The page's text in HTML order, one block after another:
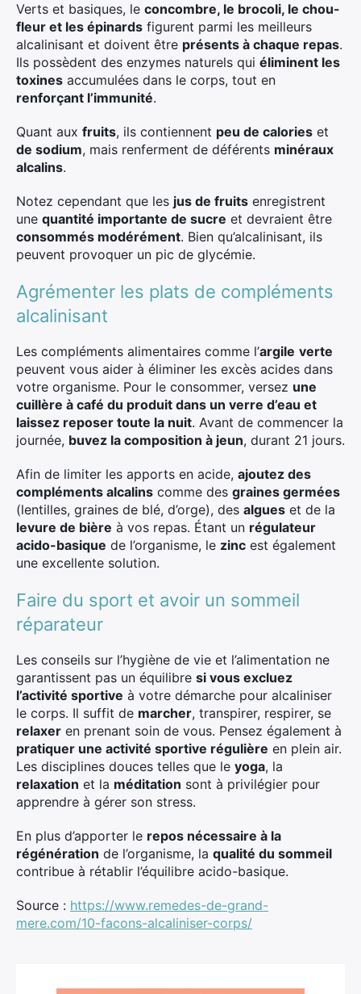
Verts et basiques, le concombre, le brocoli, le chou-
fleur et les épinards figurent parmi les meilleurs
alcalinisant et doivent être présents à chaque repas.
Ils possèdent des enzymes naturels qui éliminent les
toxines accumulées dans le corps, tout en
renforçant l’immunité.
Quant aux fruits, ils contiennent peu de calories et
de sodium, mais renferment de déférents minéraux
alcalins.
Notez cependant que les jus de fruits enregistrent
une quantité importante de sucre et devraient être
consommés modérément. Bien qu’alcalinisant, ils
peuvent provoquer un pic de glycémie.
Agrémenter les plats de compléments
alcalinisant
Les compléments alimentaires comme l’argile verte
peuvent vous aider à éliminer les excès acides dans
votre organisme. Pour le consommer, versez une
cuillère à café du produit dans un verre d’eau et
laissez reposer toute la nuit. Avant de commencer la
journée, buvez la composition à jeun, durant 21 jours.
Afin de limiter les apports en acide, ajoutez des
compléments alcalins comme des graines germées
(lentilles, graines de blé, d’orge), des algues et de la
levure de bière à vos repas. Étant un régulateur
acido-basique de l’organisme, le zinc est également
une excellente solution.
Faire du sport et avoir un sommeil
réparateur
Les conseils sur l’hygiène de vie et l’alimentation ne
garantissent pas un équilibre si vous excluez
l’activité sportive à votre démarche pour alcaliniser
le corps. Il suffit de marcher, transpirer, respirer, se
relaxer en prenant soin de vous. Pensez également à
pratiquer une activité sportive régulière en plein air.
Les disciplines douces telles que le yoga, la
relaxation et la méditation sont à privilégier pour
apprendre à gérer son stress.
En plus d’apporter le repos nécessaire à la
régénération de l’organisme, la qualité du sommeil
contribue à rétablir l’équilibre acido-basique.
Source : https://www.remedes-de-grand-
mere.com/10-facons-alcaliniser-corps/